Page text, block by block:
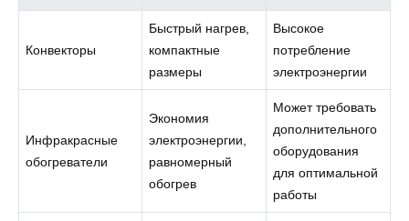
Конвекторы
Быстрый нагрев,
компактные
размеры
Высокое
потребление
электроэнергии
Инфракрасные
обогреватели
Экономия
электроэнергии,
равномерный
обогрев
Может требовать
дополнительного
оборудования
для оптимальной
работы